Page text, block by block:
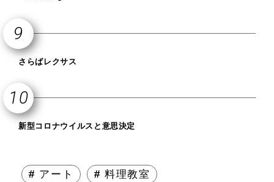
さらばレクサス
新型コロナウイルスと意思決定
# アート # 料理教室